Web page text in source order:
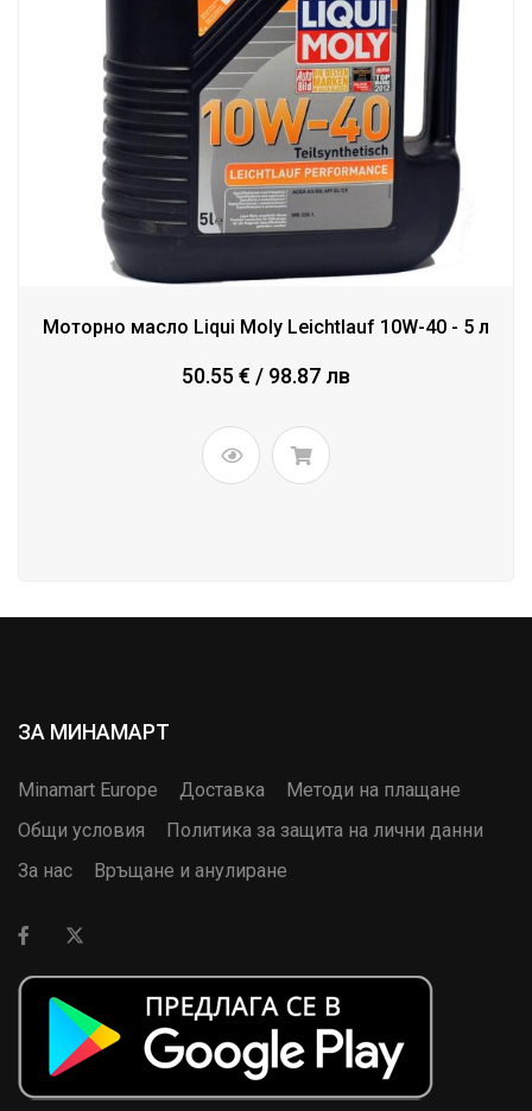
Моторно масло Liqui Moly Leichtlauf 10W-40 - 5 л
50.55 € / 98.87 лв
ЗА МИНАМАРТ
Minamart Europe Доставка
Методи на плащане
Общи условия
Политика за защита на лични данни
За нас
Връщане и анулиране